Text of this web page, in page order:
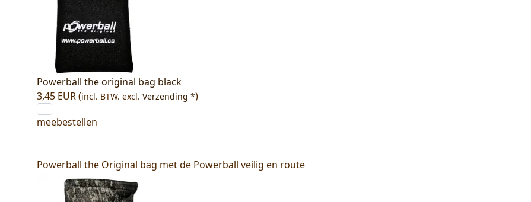
Powerball the original bag black
3,45 EUR (incl. BTW. excl. Verzending *)
meebestellen
Powerball the Original bag met de Powerball veilig en route